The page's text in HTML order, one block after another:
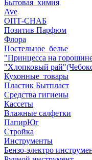
Бытовая_химия
Ave
ОПТ-СНАБ
Позитив Парфюм
Флора
Постельное_белье
"Принцесса на
"Хлопковый
Кухонные_товары
Пластик Бытпласт
Средства гигиены
Кассеты
Влажные салфетки
ПапирЮг
Стройка
Инструменты
Бензо-электро